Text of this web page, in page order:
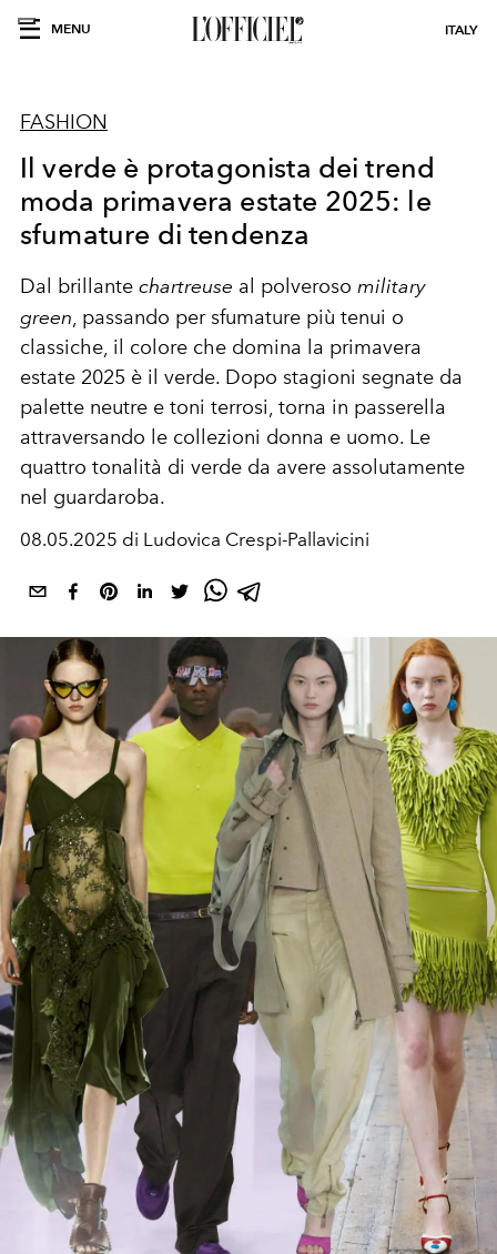
MENU ITALY
FASHION
Il verde è protagonista dei trend
moda primavera estate 2025: le
sfumature di tendenza
Dal brillante chartreuse al polveroso military
green, passando per sfumature più tenui o
classiche, il colore che domina la primavera
estate 2025 è il verde. Dopo stagioni segnate da
palette neutre e toni terrosi, torna in passerella
attraversando le collezioni donna e uomo. Le
quattro tonalità di verde da avere assolutamente
nel guardaroba.
08.05.2025 di Ludovica Crespi-Pallavicini